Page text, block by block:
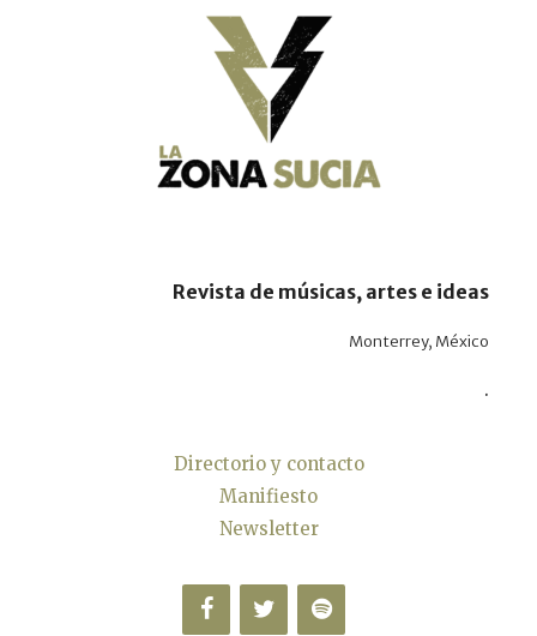
Revista de músicas, artes e ideas
Monterrey, México
.
Directorio y contacto
Manifiesto
Newsletter